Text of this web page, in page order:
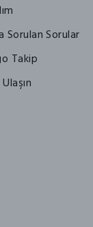
Sorulan Sorular
Takip